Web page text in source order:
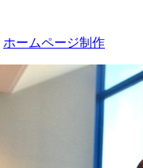
ホームページ制作